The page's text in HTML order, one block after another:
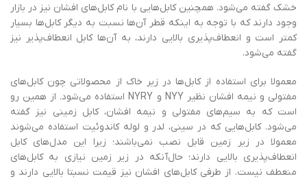
خشک گفته می‌شود. همچنین کابل‌هایی با نام کابل‌های افشان نیز در بازار
وجود دارند که با توجه به اینکه قطر آن‌ها نسبت به دیگر کابل‌ها بسیار
کمتر است و انعطاف‌پذیری بالایی دارند، به آن‌ها کابل انعطاف‌پذیر نیز
گفته می‌شود.
معمولا برای استفاده از کابل‌ها در زیر خاک از محصولاتی چون کابل‌های
مفتولی و نیمه افشان نظیر NYY و NYRY استفاده می‌شود. از همین رو
است که به سیم‌های مفتولی و نیمه افشان، کابل زمینی نیز گفته
می‌شود. کابل‌هایی که در سینی، لدر و لوله کاندوئیت استفاده می‌شوند
معمولا در زیر زمین قابل نصب نمی‌باشند؛ زیرا این مدل‌های کابل
انعطاف‌پذیری بالایی دارند؛ حال‌آنکه در زیر زمین نیازی به کابل‌های
منعطف نیست. از طرفی کابل‌های افشان نیز قیمت نسبتا بالایی دارند و